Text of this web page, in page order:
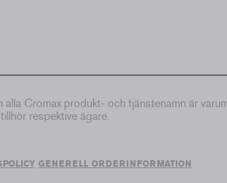
Cromax produkt- och tjänstenamn är
respektive ägare.
GENERELL ORDERINFORMATION